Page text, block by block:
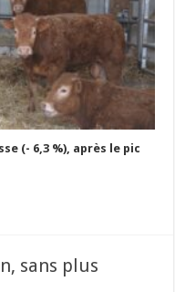
(- 6,3 %), après le pic
sans plus